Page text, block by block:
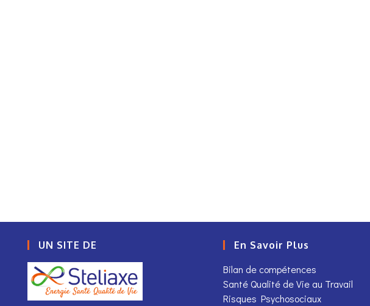
UN SITE DE En Savoir Plus
Bilan de compétences
Santé Qualité de Vie au Travail
Risques Psychosociaux